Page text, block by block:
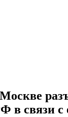
в связи с